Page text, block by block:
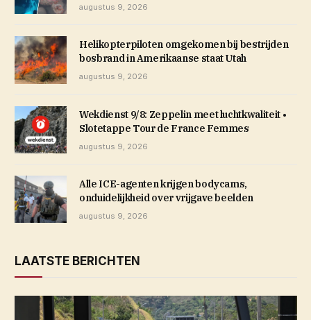
augustus 9, 2026
Helikopterpiloten omgekomen bij bestrijden
bosbrand in Amerikaanse staat Utah
augustus 9, 2026
Wekdienst 9/8: Zeppelin meet luchtkwaliteit •
Slotetappe Tour de France Femmes
augustus 9, 2026
Alle ICE-agenten krijgen bodycams,
onduidelijkheid over vrijgave beelden
augustus 9, 2026
LAATSTE BERICHTEN